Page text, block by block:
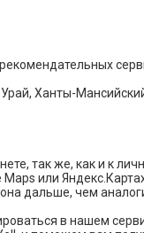
Ханты-
так же, как и к
или
дальше, чем
в нашем